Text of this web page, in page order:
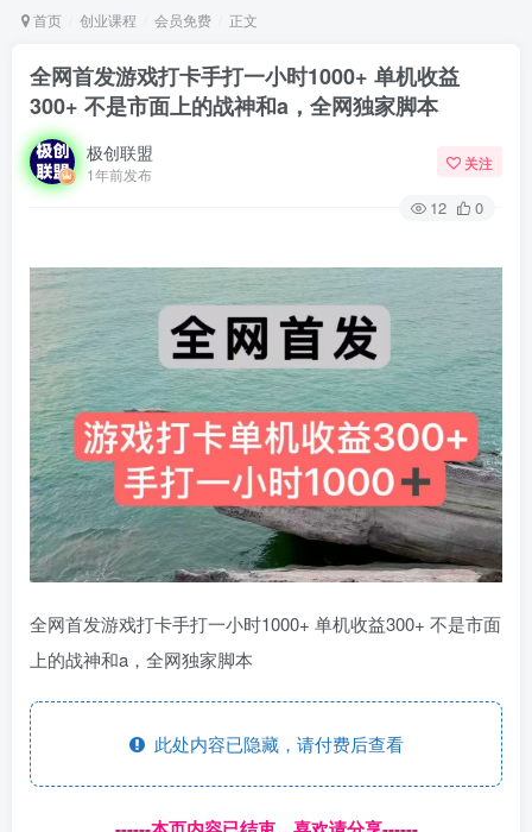
首页 创业课程 会员免费 正文
全网首发游戏打卡手打一小时1000+ 单机收益
300+ 不是市面上的战神和a，全网独家脚本
极创联盟
1年前发布
关注
12 0
全网首发游戏打卡手打一小时1000+ 单机收益300+ 不是市面
上的战神和a，全网独家脚本
此处内容已隐藏，请付费后查看